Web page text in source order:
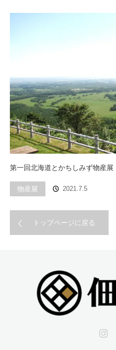
第一回北海道とかちしみず物産展
物産展 2021.7.5
トップページに戻る